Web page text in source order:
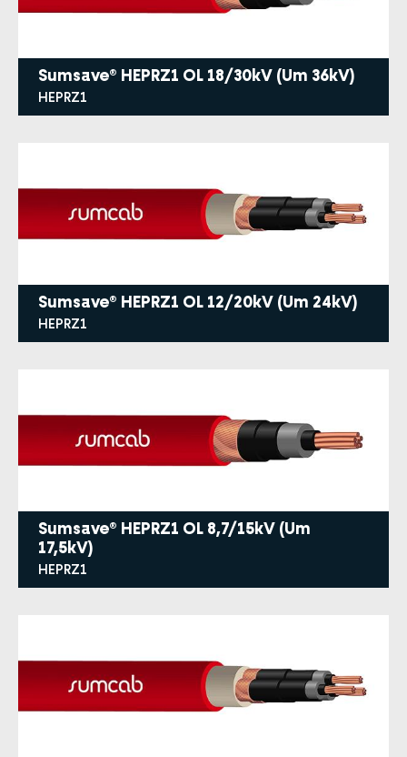
Sumsave® HEPRZ1 OL 18/30kV (Um 36kV)
HEPRZ1
Sumsave® HEPRZ1 OL 12/20kV (Um 24kV)
HEPRZ1
Sumsave® HEPRZ1 OL 8,7/15kV (Um
17,5kV)
HEPRZ1